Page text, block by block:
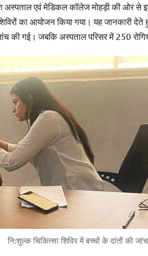
एवं मेडिकल कॉलेज मोहड़ी की ओर से
का आयोजन किया गया। यह जानकारी
की गई। जबकि अस्पताल परिसर में 250
नि:शुल्क चिकित्सा शिविर में बच्चों के दांतों की